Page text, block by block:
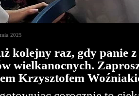
2025
kolejny raz, gdy panie
wielkanocnych.
Krzysztofem